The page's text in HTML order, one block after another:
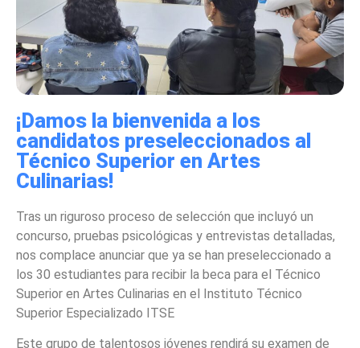
¡Damos la bienvenida a los
candidatos preseleccionados al
Técnico Superior en Artes
Culinarias!
Tras un riguroso proceso de selección que incluyó un
concurso, pruebas psicológicas y entrevistas detalladas,
nos complace anunciar que ya se han preseleccionado a
los 30 estudiantes para recibir la beca para el Técnico
Superior en Artes Culinarias en el Instituto Técnico
Superior Especializado ITSE
Este grupo de talentosos jóvenes rendirá su examen de